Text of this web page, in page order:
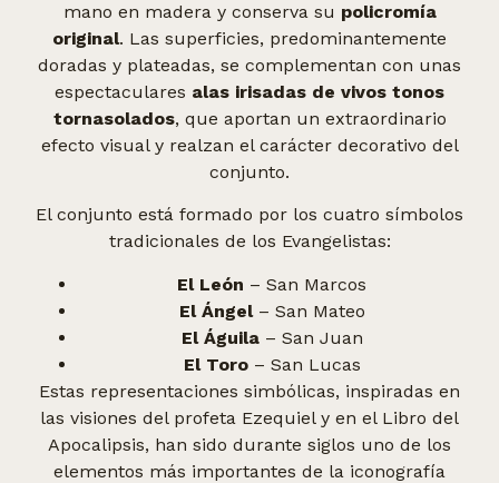
mano en madera y conserva su policromía
original. Las superficies, predominantemente
doradas y plateadas, se complementan con unas
espectaculares alas irisadas de vivos tonos
tornasolados, que aportan un extraordinario
efecto visual y realzan el carácter decorativo del
conjunto.
El conjunto está formado por los cuatro símbolos
tradicionales de los Evangelistas:
El León – San Marcos
El Ángel– San Mateo
El Águila– San Juan
El Toro– San Lucas
Estas representaciones simbólicas, inspiradas en
las visiones del profeta Ezequiel y en el Libro del
Apocalipsis, han sido durante siglos uno de los
elementos más importantes de la iconografía